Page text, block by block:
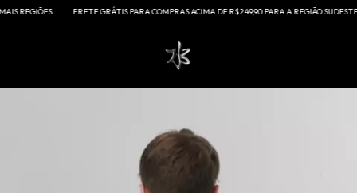
FRETE GRÁTIS PARA COMPRAS ACIMA DE R$249,90 PARA A REGIÃO SUDESTE E